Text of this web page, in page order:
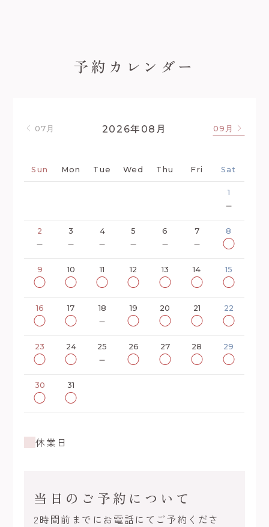
予約カレンダー
2026年 08 月
07月 09月
Sun Mon Tue Wed Thu Fri Sat
1
－
2
－
3
－
4
－
5
－
6
－
7
－
8
◯
9
◯
10
◯
11
◯
12
◯
13
◯
14
◯
15
◯
16
◯
17
◯
18
－
19
◯
20
◯
21
◯
22
◯
23
◯
24
◯
25
－
26
◯
27
◯
28
◯
29
◯
30
◯
31
◯
休業日
当日のご予約について
2時間前までにお電話にてご予約くださ